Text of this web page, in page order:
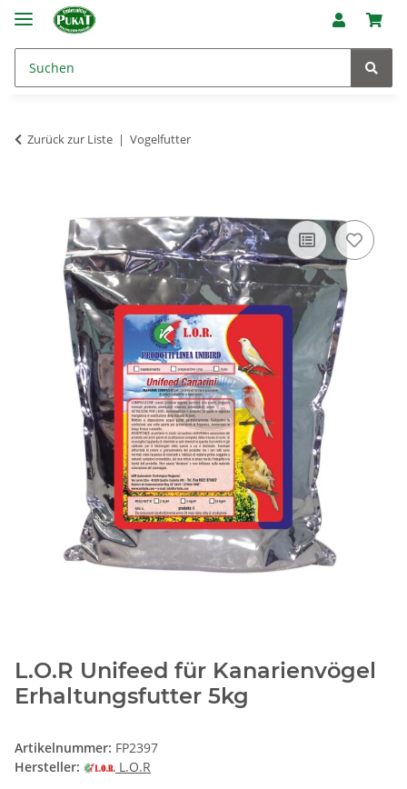
Zurück zur Liste Vogelfutter
L.O.R Unifeed für Kanarienvögel
Erhaltungsfutter 5kg
Artikelnummer: FP2397
Hersteller:
L.O.R